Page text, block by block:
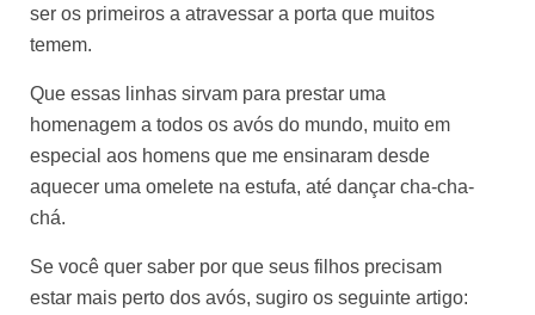
ser os primeiros a atravessar a porta que muitos
temem.
Que essas linhas sirvam para prestar uma
homenagem a todos os avós do mundo, muito em
especial aos homens que me ensinaram desde
aquecer uma omelete na estufa, até dançar cha-cha-
chá.
Se você quer saber por que seus filhos precisam
estar mais perto dos avós, sugiro os seguinte artigo: